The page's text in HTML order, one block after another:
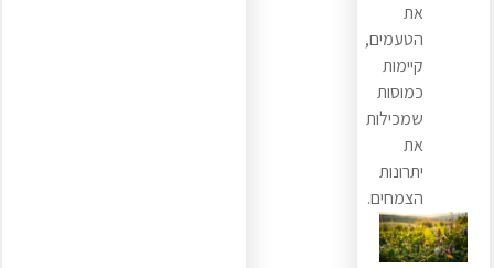
את
הטעמים,
קיימות
כמוסות
שמכילות
את
יתרונות
הצמחים.